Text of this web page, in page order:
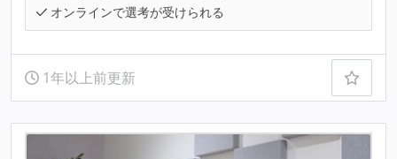
オンラインで選考が受けられる
1年以上前更新